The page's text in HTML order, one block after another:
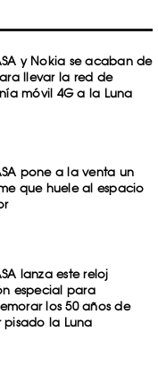
y Nokia se acaban de
llevar la red de
móvil 4G a la Luna
pone a la venta un
que huele al espacio
lanza este reloj
especial para
los 50 años de
pisado la Luna